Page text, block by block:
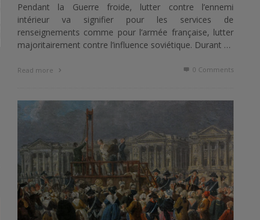
Pendant la Guerre froide, lutter contre l’ennemi
intérieur va signifier pour les services de
renseignements comme pour l’armée française, lutter
majoritairement contre l’influence soviétique. Durant …
Read more 0 Comments